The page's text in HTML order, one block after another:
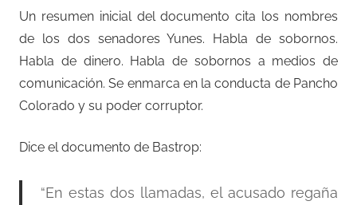
Un resumen inicial del documento cita los nombres
de los dos senadores Yunes. Habla de sobornos.
Habla de dinero. Habla de sobornos a medios de
comunicación. Se enmarca en la conducta de Pancho
Colorado y su poder corruptor.
Dice el documento de Bastrop:
“En estas dos llamadas, el acusado regaña